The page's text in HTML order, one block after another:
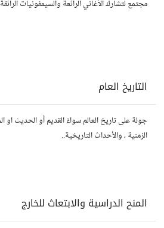
مجتمع لتشارك الأغاني الرائعة والسيمفونيات
التاريخ العام
جولة على تاريخ العالم سواءً القديم أو الحديث او
الزمنية ، والأحداث التاريخية..
المنح الدراسية والابتعاث للخارج